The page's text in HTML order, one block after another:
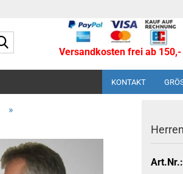
Versandkosten frei ab 150,-
KONTAKT
»
Art.Nr.: